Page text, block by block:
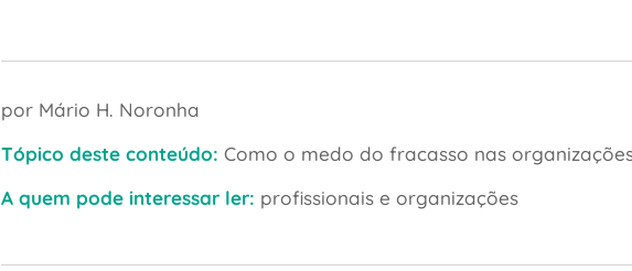
por Mário H. Noronha
Tópico deste conteúdo: Como o medo do fracasso nas
A quem pode interessar ler: profissionais e organizações